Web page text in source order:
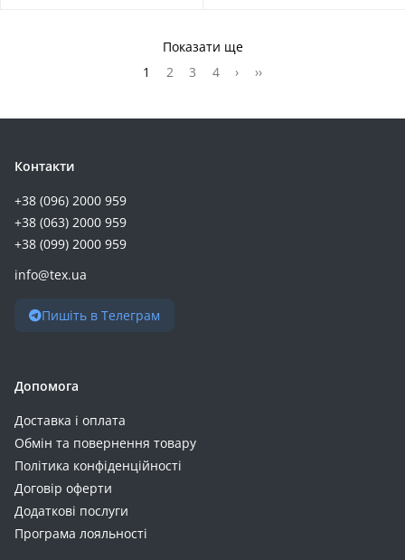
Показати ще
1
2 3 4 › ››
Контакти
+38 (096) 2000 959
+38 (063) 2000 959
+38 (099) 2000 959
info@tex.ua
Пишіть в Телеграм
Допомога
Доставка і оплата
Обмін та повернення товару
Політика конфіденційності
Договір оферти
Додаткові послуги
Програма лояльності